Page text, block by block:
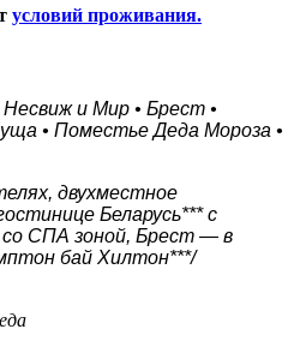
условий проживания.
и Мир • Брест •
• Поместье Деда Мороза •
двухместное
Беларусь*** с
со СПА зоной, Брест — в
бай Хилтон***/